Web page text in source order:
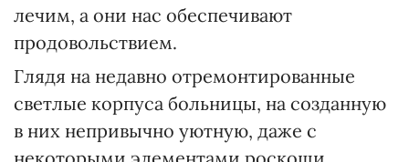
лечим, а они нас обеспечивают
продовольствием.
Глядя на недавно отремонтированные
светлые корпуса больницы, на созданную
в них непривычно уютную, даже с